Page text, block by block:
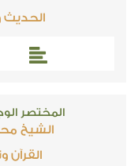
المختصر
الشيخ
القرآن